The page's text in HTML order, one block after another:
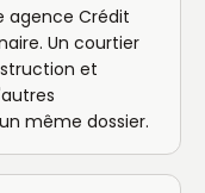
agence Crédit
Un courtier
et
même dossier.